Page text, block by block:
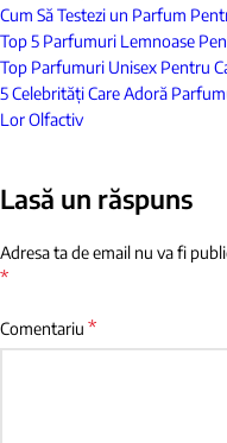
Cum Să Testezi un Parfum
Top 5 Parfumuri Lemnoase
Top Parfumuri Unisex Pentru
5 Celebrități Care Adoră
Lor Olfactiv
Lasă un răspuns
Adresa ta de email nu va fi
*
Comentariu *